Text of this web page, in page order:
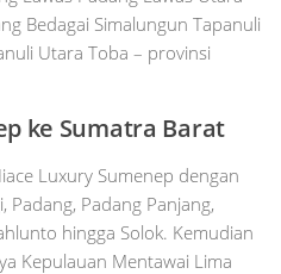
Bedagai Simalungun Tapanuli
Utara Toba – provinsi
ke Sumatra Barat
Luxury Sumenep dengan
Padang Panjang,
hingga Solok. Kemudian
Kepulauan Mentawai Lima